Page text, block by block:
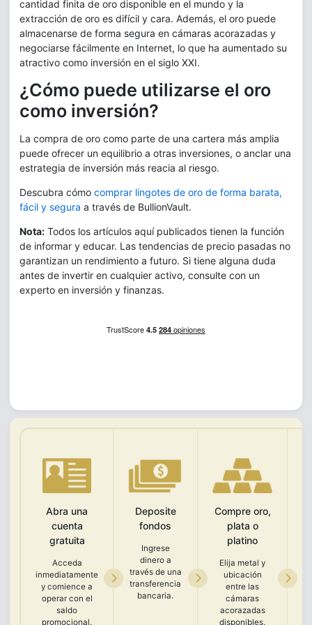
cantidad finita de oro disponible en el mundo y la
extracción de oro es difícil y cara. Además, el oro puede
almacenarse de forma segura en cámaras acorazadas y
negociarse fácilmente en Internet, lo que ha aumentado su
atractivo como inversión en el siglo XXI.
¿Cómo puede utilizarse el oro
como inversión?
La compra de oro como parte de una cartera más amplia
puede ofrecer un equilibrio a otras inversiones, o anclar una
estrategia de inversión más reacia al riesgo.
Descubra cómo comprar lingotes de oro de forma barata,
fácil y segura a través de BullionVault.
Nota: Todos los artículos aquí publicados tienen la función
de informar y educar. Las tendencias de precio pasadas no
garantizan un rendimiento a futuro. Si tiene alguna duda
antes de invertir en cualquier activo, consulte con un
experto en inversión y finanzas.
Abra una
cuenta
gratuita
Acceda
inmediatamente
y comience a
operar con el
saldo
promocional.
Deposite
fondos
Ingrese
dinero a
través de una
transferencia
bancaria.
Compre oro,
plata o
platino
Elija metal y
ubicación
entre las
cámaras
acorazadas
disponibles.